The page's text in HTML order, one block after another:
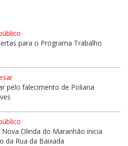
para o Programa Trabalho
pelo falecimento de Poliana
Olinda do Maranhão inicia
da Rua da Baixada